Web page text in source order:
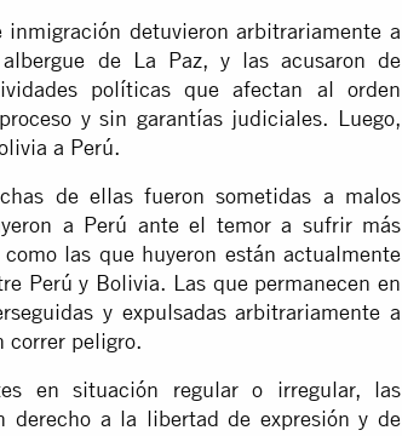
detuvieron arbitrariamente a
de La Paz, y las acusaron de
políticas que afectan al orden
y sin garantías judiciales. Luego,
a Perú.
de ellas fueron sometidas a malos
a Perú ante el temor a sufrir más
las que huyeron están actualmente
Perú y Bolivia. Las que permanecen en
y expulsadas arbitrariamente a
correr peligro.
en situación regular o irregular, las
a la libertad de expresión y de